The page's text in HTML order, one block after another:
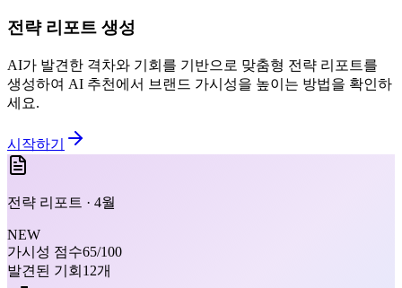
전략 리포트 생성
AI가 발견한 격차와 기회를 기반으로 맞춤형 전략 리포트를
생성하여 AI 추천에서 브랜드 가시성을 높이는 방법을 확인하
세요.
시작하기
전략 리포트 · 4월
NEW
가시성 점수65/100
발견된 기회 12개